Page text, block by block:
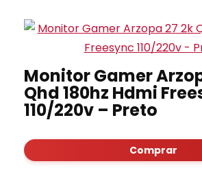
Monitor Gamer
Qhd 180hz Hdmi
110/220v – Preto
Comprar